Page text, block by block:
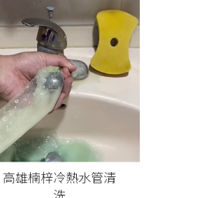
高雄楠梓冷熱水管清